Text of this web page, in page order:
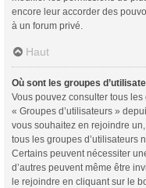
encore leur accorder des
à un forum privé.
Haut
Où sont les groupes
Vous pouvez consulter tous
« Groupes d’utilisateurs »
vous souhaitez en rejoindre
tous les groupes d’utilisateurs
Certains peuvent nécessiter
d’autres peuvent même être
le rejoindre en cliquant sur le